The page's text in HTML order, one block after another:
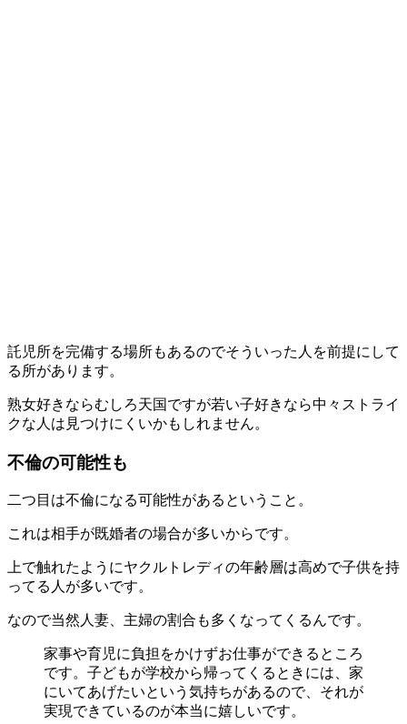
託児所を完備する場所もあるのでそういった人を前提にして
る所があります。
熟女好きならむしろ天国ですが若い子好きなら中々ストライ
クな人は見つけにくいかもしれません。
不倫の可能性も
二つ目は不倫になる可能性がある ということ。
これは相手が既婚者の場合が多いからです。
上で触れたようにヤクルトレディの年齢層は高めで子供を持
ってる人が多いです。
なので当然人妻、主婦の割合も多くなってくるんです。
家事や育児に負担をかけずお仕事ができるところ
です。子どもが学校から帰ってくるときには、家
にいてあげたいという気持ちがあるので、それが
実現できているのが本当に嬉しいです。